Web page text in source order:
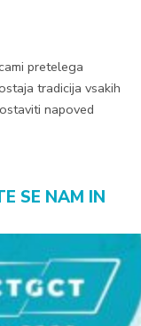
pretelega
tradicija vsakih
napoved
SE NAM IN